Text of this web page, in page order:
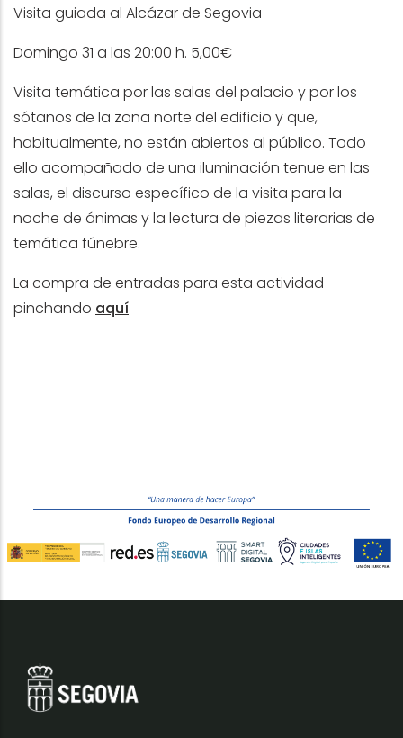
Visita guiada al Alcázar de Segovia
Domingo 31 a las 20:00 h. 5,00€
Visita temática por las salas del palacio y por los
sótanos de la zona norte del edificio y que,
habitualmente, no están abiertos al público. Todo
ello acompañado de una iluminación tenue en las
salas, el discurso específico de la visita para la
noche de ánimas y la lectura de piezas literarias de
temática fúnebre.
La compra de entradas para esta actividad
pinchando aquí